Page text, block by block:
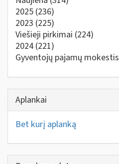
2025 (236)
2023 (225)
Viešieji pirkimai (224)
2024 (221)
Gyventojų pajamų mokestis
Aplankai
Bet kurį aplanką